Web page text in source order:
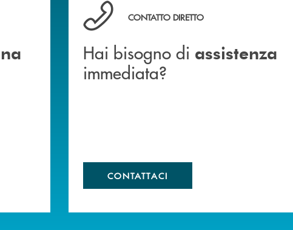
Hai bisogno di assistenza immediata?
CONTATTO DIRETTO
Hai bisogno di assistenza
immediata?
CONTATTACI